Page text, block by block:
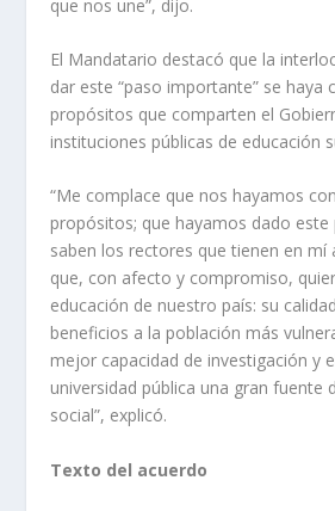
que nos une”, dijo.
El Mandatario destacó que la
dar este “paso importante” se haya
propósitos que comparten el
instituciones públicas de educación
“Me complace que nos hayamos
propósitos; que hayamos dado
saben los rectores que tienen en
que, con afecto y compromiso,
educación de nuestro país: su
beneficios a la población más
mejor capacidad de investigación y
universidad pública una gran fuente
social”, explicó.
Texto del acuerdo